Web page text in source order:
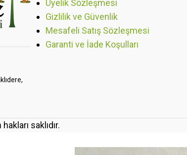
Üyelik Sözleşmesi
Gizlilik ve Güvenlik
Mesafeli Satış Sözleşmesi
Garanti ve İade Koşulları
saklıdır.